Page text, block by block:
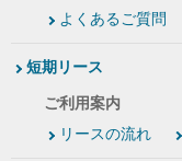
よくあるご質問
短期リース
ご利用案内
リースの流れ